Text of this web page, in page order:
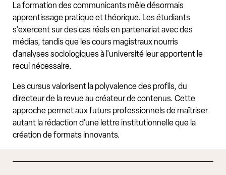
La formation des communicants mêle désormais
apprentissage pratique et théorique. Les étudiants
s'exercent sur des cas réels en partenariat avec des
médias, tandis que les cours magistraux nourris
d'analyses sociologiques à l'université leur apportent le
recul nécessaire.
Les cursus valorisent la polyvalence des profils, du
directeur de la revue au créateur de contenus. Cette
approche permet aux futurs professionnels de maîtriser
autant la rédaction d'une lettre institutionnelle que la
création de formats innovants.